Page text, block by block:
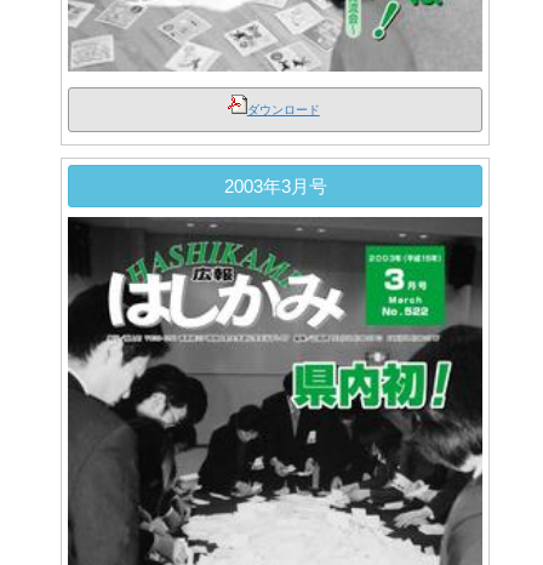
ダウンロード
2003年3月号